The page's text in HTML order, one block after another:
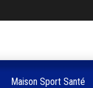
Maison Sport Santé